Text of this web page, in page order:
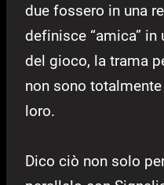
due fossero in una
definisce “amica”
del gioco, la trama
non sono
loro.
Dico ciò non solo